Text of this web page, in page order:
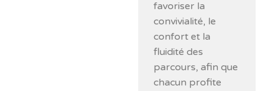
favoriser la
convivialité, le
confort et la
fluidité des
parcours, afin que
chacun profite